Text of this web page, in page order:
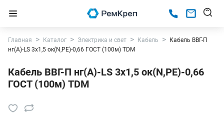
Главная Каталог Электрика и свет Кабель
Кабель ВВГ-П
нг(А)-LS 3x1,5 ок(N,PE)-0,66 ГОСТ (100м) TDM
Кабель ВВГ-П нг(А)-LS 3x1,5 ок(N,PE)-0,66
ГОСТ (100м) TDM